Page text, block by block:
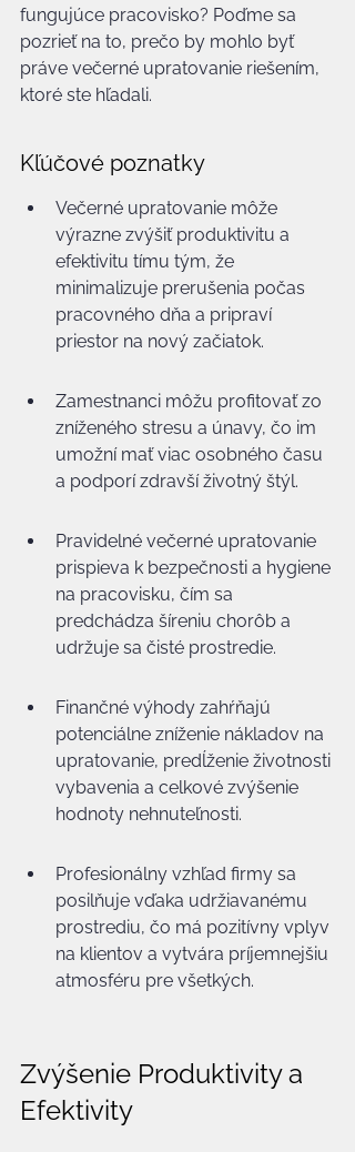
fungujúce pracovisko? Poďme sa
pozrieť na to, prečo by mohlo byť
práve večerné upratovanie riešením,
ktoré ste hľadali.
Kľúčové poznatky
Večerné upratovanie môže
výrazne zvýšiť produktivitu a
efektivitu tímu tým, že
minimalizuje prerušenia počas
pracovného dňa a pripraví
priestor na nový začiatok.
Zamestnanci môžu profitovať zo
zníženého stresu a únavy, čo im
umožní mať viac osobného času
a podporí zdravší životný štýl.
Pravidelné večerné upratovanie
prispieva k bezpečnosti a hygiene
na pracovisku, čím sa
predchádza šíreniu chorôb a
udržuje sa čisté prostredie.
Finančné výhody zahŕňajú
potenciálne zníženie nákladov na
upratovanie, predĺženie životnosti
vybavenia a celkové zvýšenie
hodnoty nehnuteľnosti.
Profesionálny vzhľad firmy sa
posilňuje vďaka udržiavanému
prostrediu, čo má pozitívny vplyv
na klientov a vytvára príjemnejšiu
atmosféru pre všetkých.
Zvýšenie Produktivity a
Efektivity